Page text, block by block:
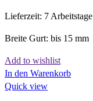
Lieferzeit: 7 Arbeitstage
Breite Gurt: bis 15 mm
Add to wishlist
In den Warenkorb
Quick view